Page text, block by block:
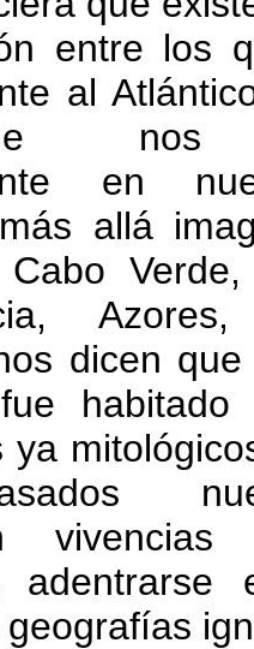
entre los
al
nos
en
allá
Verde
Azores
dicen
habitado
ya